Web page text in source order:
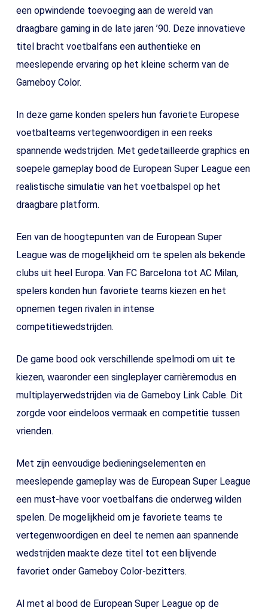
een opwindende toevoeging aan de wereld van
draagbare gaming in de late jaren ’90. Deze innovatieve
titel bracht voetbalfans een authentieke en
meeslepende ervaring op het kleine scherm van de
Gameboy Color.
In deze game konden spelers hun favoriete Europese
voetbalteams vertegenwoordigen in een reeks
spannende wedstrijden. Met gedetailleerde graphics en
soepele gameplay bood de European Super League een
realistische simulatie van het voetbalspel op het
draagbare platform.
Een van de hoogtepunten van de European Super
League was de mogelijkheid om te spelen als bekende
clubs uit heel Europa. Van FC Barcelona tot AC Milan,
spelers konden hun favoriete teams kiezen en het
opnemen tegen rivalen in intense
competitiewedstrijden.
De game bood ook verschillende spelmodi om uit te
kiezen, waaronder een singleplayer carrièremodus en
multiplayerwedstrijden via de Gameboy Link Cable. Dit
zorgde voor eindeloos vermaak en competitie tussen
vrienden.
Met zijn eenvoudige bedieningselementen en
meeslepende gameplay was de European Super League
een must-have voor voetbalfans die onderweg wilden
spelen. De mogelijkheid om je favoriete teams te
vertegenwoordigen en deel te nemen aan spannende
wedstrijden maakte deze titel tot een blijvende
favoriet onder Gameboy Color-bezitters.
Al met al bood de European Super League op de